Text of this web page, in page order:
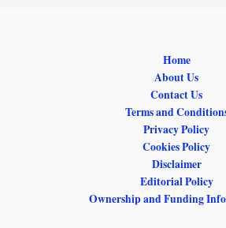
Home
About Us
Contact Us
Terms and
Privacy Policy
Cookies Policy
Disclaimer
Editorial Policy
Ownership and Funding